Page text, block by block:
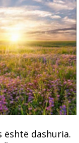
është dashuria.